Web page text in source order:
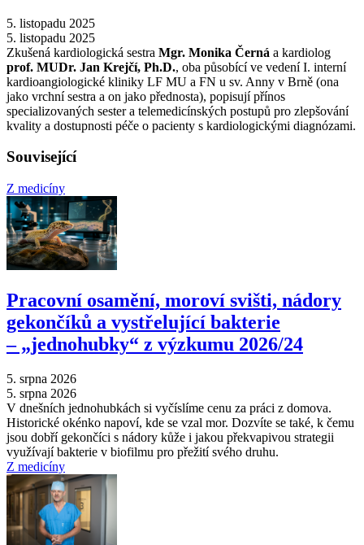
5. listopadu 2025
5. listopadu 2025
Zkušená kardiologická sestra Mgr. Monika Černá a kardiolog
prof. MUDr. Jan Krejčí, Ph.D., oba působící ve vedení I. interní
kardioangiologické kliniky LF MU a FN u sv. Anny v Brně (ona
jako vrchní sestra a on jako přednosta), popisují přínos
specializovaných sester a telemedicínských postupů pro zlepšování
kvality a dostupnosti péče o pacienty s kardiologickými diagnózami.
Související
Z medicíny
Pracovní osamění, moroví svišti, nádory
gekončíků a vystřelující bakterie
–⁠ „jednohubky“ z výzkumu 2026/24
5. srpna 2026
5. srpna 2026
V dnešních jednohubkách si vyčíslíme cenu za práci z domova.
Historické okénko napoví, kde se vzal mor. Dozvíte se také, k čemu
jsou dobří gekončíci s nádory kůže i jakou překvapivou strategii
využívají bakterie v biofilmu pro přežití svého druhu.
Z medicíny